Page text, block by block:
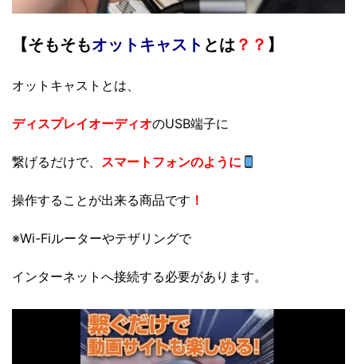
【そもそもオットキャスト とは ？？ 】
オットキャストとは、
ディスプレイオーディオのUSB端子に
繋げるだけで、 スマートフォンのように
操作することが出来る商品です ！
※Wi-Fiルーターやテザリングで
インターネットへ接続する必要があります。